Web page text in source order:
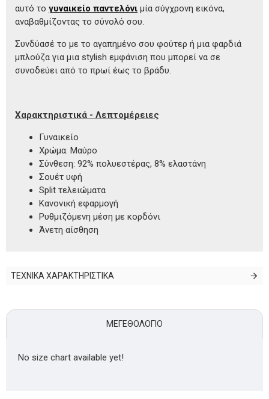
αυτό το γυναικείο παντελόνι μία σύγχρονη εικόνα,
αναβαθμίζοντας το σύνολό σου.
Συνδύασέ το με το αγαπημένο σου φούτερ ή μια φαρδιά
μπλούζα για μια stylish εμφάνιση που μπορεί να σε
συνοδεύει από το πρωί έως το βράδυ.
Χαρακτηριστικά - Λεπτομέρειες
Γυναικείο
Χρώμα: Μαύρο
Σύνθεση: 92% πολυεστέρας, 8% ελαστάνη
Σουέτ υφή
Split τελειώματα
Κανονική εφαρμογή
Ρυθμιζόμενη μέση με κορδόνι
Άνετη αίσθηση
ΤΕΧΝΙΚΑ ΧΑΡΑΚΤΗΡΙΣΤΙΚΑ
ΜΕΓΕΘΟΛΌΓΙΟ
No size chart available yet!